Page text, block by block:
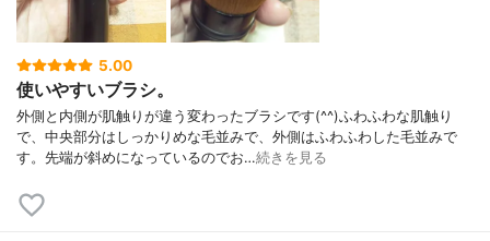
5.00
使いやすいブラシ。
外側と内側が肌触りが違う変わったブラシです(^^)ふわふわな肌触り
で、中央部分はしっかりめな毛並みで、外側はふわふわした毛並みで
す。先端が斜めになっているのでお…続きを見る